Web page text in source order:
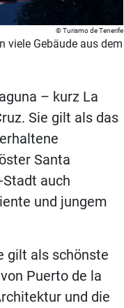
Turismo de Tenerife
viele Gebäude aus dem
– kurz La
Sie gilt als das
Santa
auch
und jungem
gilt als schönste
Puerto de la
und die